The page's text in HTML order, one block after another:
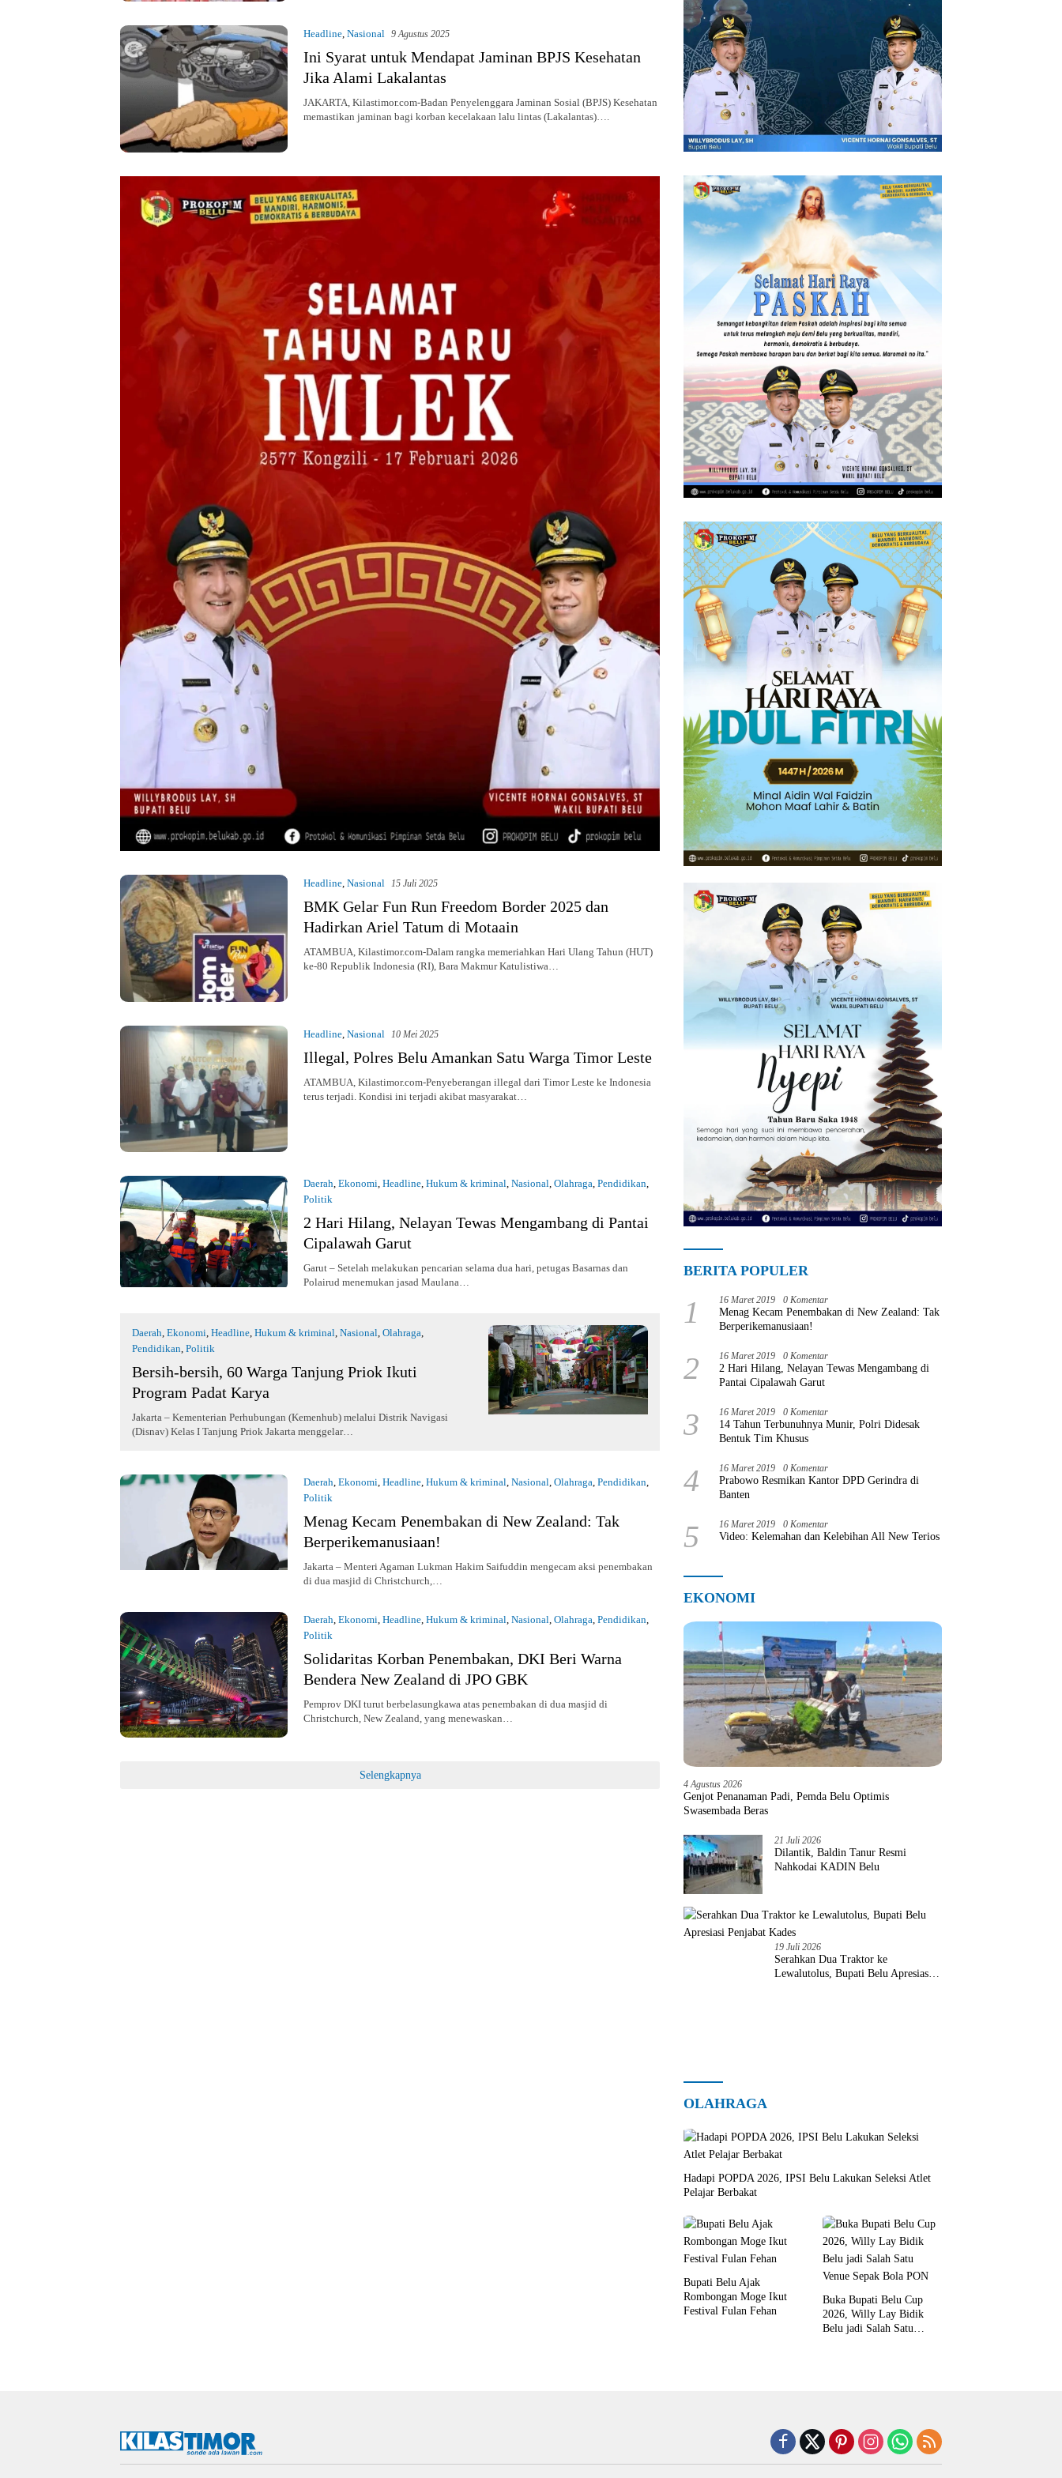
Headline, Nasional 9 Agustus 2025
Ini Syarat untuk Mendapat Jaminan BPJS Kesehatan
Jika Alami Lakalantas
JAKARTA, Kilastimor.com-Badan Penyelenggara Jaminan Sosial (BPJS) Kesehatan
memastikan jaminan bagi korban kecelakaan lalu lintas (Lakalantas)….
Headline, Nasional 15 Juli 2025
BMK Gelar Fun Run Freedom Border 2025 dan
Hadirkan Ariel Tatum di Motaain
ATAMBUA, Kilastimor.com-Dalam rangka memeriahkan Hari Ulang Tahun (HUT)
ke-80 Republik Indonesia (RI), Bara Makmur Katulistiwa…
Headline, Nasional 10 Mei 2025
Illegal, Polres Belu Amankan Satu Warga Timor Leste
ATAMBUA, Kilastimor.com-Penyeberangan illegal dari Timor Leste ke Indonesia
terus terjadi. Kondisi ini terjadi akibat masyarakat…
Daerah Ekonomi Headline, Hukum & kriminal Nasional Olahraga Pendidikan
Politik
16 Maret 2019
2 Hari Hilang, Nelayan Tewas Mengambang di Pantai
Cipalawah Garut
Garut – Setelah melakukan pencarian selama dua hari, petugas Basarnas dan
Polairud menemukan jasad Maulana…
Daerah Ekonomi Headline Hukum & kriminal Nasional Olahraga
Pendidikan Politik
16 Maret 2019
Bersih-bersih, 60 Warga Tanjung Priok Ikuti
Program Padat Karya
Jakarta – Kementerian Perhubungan (Kemenhub) melalui Distrik Navigasi
(Disnav) Kelas I Tanjung Priok Jakarta menggelar…
Daerah Ekonomi Headline, Hukum & kriminal Nasional Olahraga Pendidikan
Politik
16 Maret 2019
Menag Kecam Penembakan di New Zealand: Tak
Berperikemanusiaan!
Jakarta – Menteri Agaman Lukman Hakim Saifuddin mengecam aksi penembakan
di dua masjid di Christchurch,…
Daerah Ekonomi Headline, Hukum & kriminal Nasional Olahraga Pendidikan
Politik
16 Maret 2019
Solidaritas Korban Penembakan, DKI Beri Warna
Bendera New Zealand di JPO GBK
Pemprov DKI turut berbelasungkawa atas penembakan di dua masjid di
Christchurch, New Zealand, yang menewaskan…
Selengkapnya
BERITA POPULER
1 16 Maret 2019 0 Komentar
Menag Kecam Penembakan di New Zealand: Tak
Berperikemanusiaan!
2 16 Maret 2019 0 Komentar
2 Hari Hilang, Nelayan Tewas Mengambang di
Pantai Cipalawah Garut
3 16 Maret 2019 0 Komentar
14 Tahun Terbunuhnya Munir, Polri Didesak
Bentuk Tim Khusus
4 16 Maret 2019 0 Komentar
Prabowo Resmikan Kantor DPD Gerindra di
Banten
5 16 Maret 2019 0 Komentar
Video: Kelemahan dan Kelebihan All New Terios
EKONOMI
4 Agustus 2026
Genjot Penanaman Padi, Pemda Belu Optimis
Swasembada Beras
21 Juli 2026
Dilantik, Baldin Tanur Resmi
Nahkodai KADIN Belu
19 Juli 2026
Serahkan Dua Traktor ke
Lewalutolus, Bupati Belu Apresiasi
OLAHRAGA
Hadapi POPDA 2026, IPSI Belu Lakukan Seleksi Atlet
Pelajar Berbakat
Bupati Belu Ajak
Rombongan Moge Ikut
Festival Fulan Fehan
Buka Bupati Belu Cup
2026, Willy Lay Bidik
Belu jadi Salah Satu